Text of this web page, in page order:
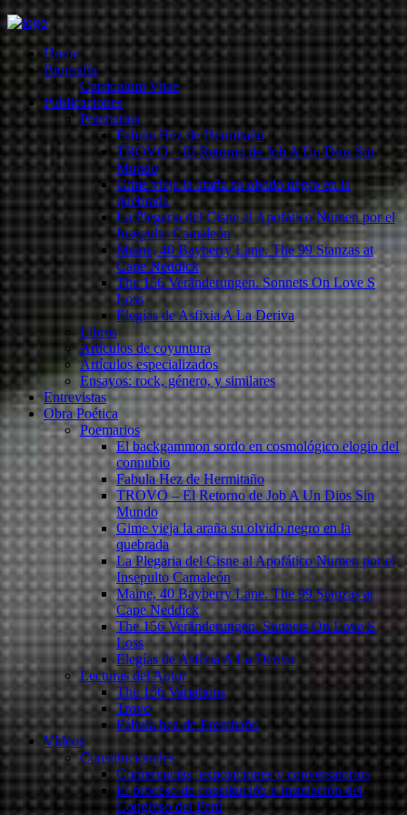
Home
Biografía
Curriculum Vitae​
Publicaciones
Poemarios
Fabula Hez de Hermitaño
TROVO – El Retorno de Job A Un Dios Sin
Mundo
Gime vieja la araña su olvido negro en la
quebrada
La Plegaria del Cisne al Apofático Numen por el
Insepulto Camaleón
Maine, 40 Bayberry Lane. The 99 Stanzas at
Cape Neddick
The 156 Veränderungen. Sonnets On Love S
Loss
Elegías de Asfixia A La Deriva
Libros
Artículos de coyuntura
Artículos especializados
Ensayos: rock, género, y similares
Entrevistas
Obra Poética
Poemarios
El backgammon sordo en cosmológico elogio del
connubio
Fabula Hez de Hermitaño
TROVO – El Retorno de Job A Un Dios Sin
Mundo
Gime vieja la araña su olvido negro en la
quebrada
La Plegaria del Cisne al Apofático Numen por el
Insepulto Camaleón
Maine, 40 Bayberry Lane. The 99 Stanzas at
Cape Neddick
The 156 Veränderungen. Sonnets On Love S
Loss
Elegías de Asfixia A La Deriva
Lecturas del Autor
The 156 Variations
Trovo
Fábula hez de Eremitaño
Vídeos
Constitucionales
Conferencias, exposiciones y conversatorios
El proceso de constitución e instalación del
Congreso del Perú